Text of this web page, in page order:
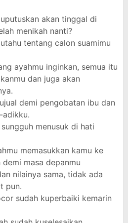
akan tinggal di
menikah nanti?
tentang calon suamimu
ayahmu inginkan, semua itu
dan juga akan
demi pengobatan ibu dan
adikku.
menusuk di hati
memasukkan kamu ke
masa depanmu
nilainya sama, tidak ada
pun.
sudah kuperbaiki kemarin